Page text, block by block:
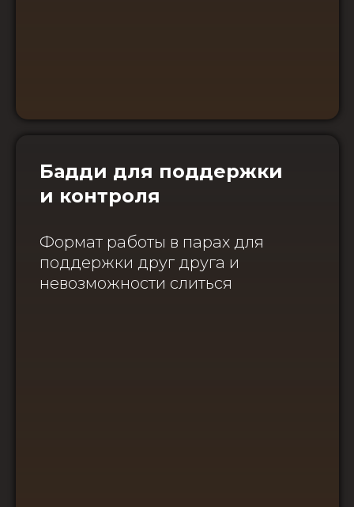
Бадди для поддержки
и контроля
Формат работы в парах для
поддержки друг друга и
невозможности слиться